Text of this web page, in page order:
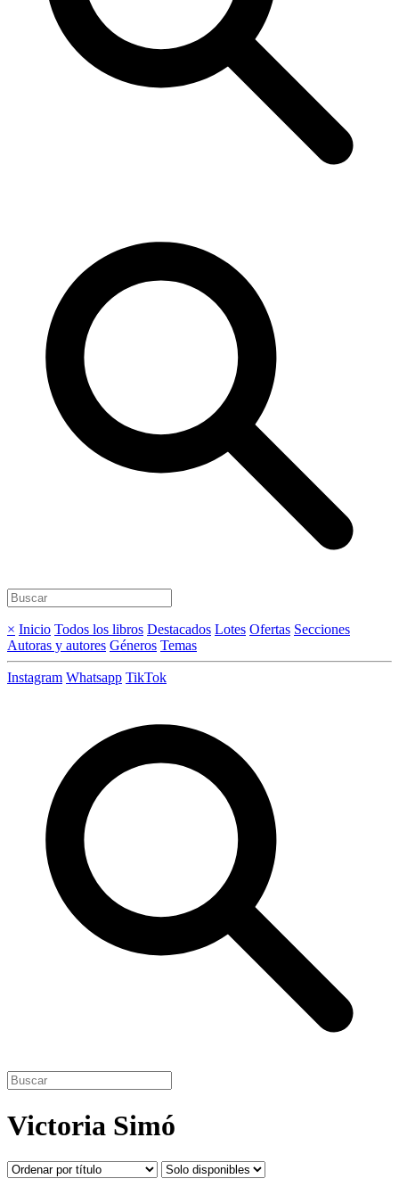
× Inicio Todos los libros Destacados Lotes Ofertas Secciones
Autoras y autores Géneros Temas
Instagram Whatsapp TikTok
Victoria Simó